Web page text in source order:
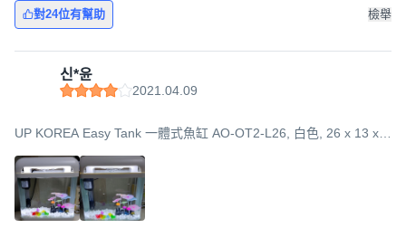
對24位有幫助 檢舉
신*윤
2021.04.09
UP KOREA Easy Tank 一體式魚缸 AO-OT2-L26, 白色, 26 x 13 x